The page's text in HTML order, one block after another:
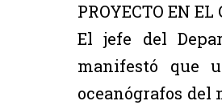
PROYECTO EN EL
El jefe del
manifestó que
oceanógrafos